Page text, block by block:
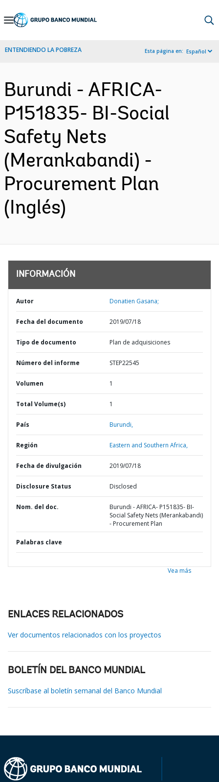
Skip
Navigation
ENTENDIENDO LA POBREZA Esta página en: Español
Burundi - AFRICA-
P151835- BI-Social
Safety Nets
(Merankabandi) -
Procurement Plan
(Inglés)
INFORMACIÓN
Autor Donatien Gasana;
Fecha del documento 2019/07/18
Tipo de documento Plan de adquisiciones
Número del informe STEP22545
Volumen 1
Total Volume(s) 1
País Burundi,
Región Eastern and Southern Africa,
Fecha de divulgación 2019/07/18
Disclosure Status Disclosed
Nom. del doc.
Burundi - AFRICA- P151835- BI-
Social Safety Nets (Merankabandi)
- Procurement Plan
Palabras clave
Vea más
ENLACES RELACIONADOS
Ver documentos relacionados con los proyectos
BOLETÍN DEL BANCO MUNDIAL
Suscríbase al boletín semanal del Banco Mundial